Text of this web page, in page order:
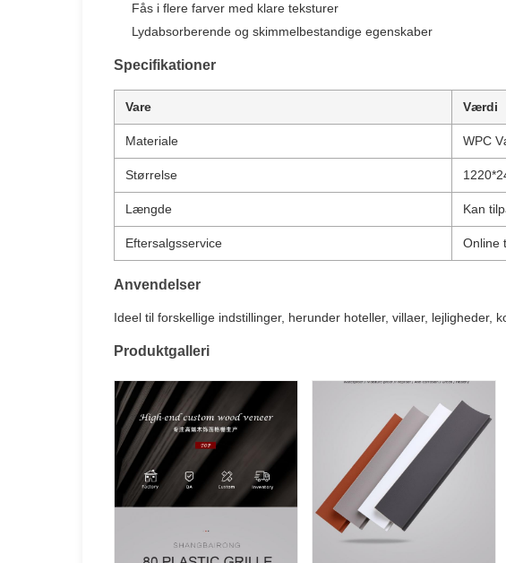
Fås i flere farver med klare teksturer
Lydabsorberende og skimmelbestandige egenskaber
Specifikationer
Vare Værdi
Materiale WPC
Størrelse
Længde Kan
Eftersalgsservice Online
Anvendelser
Ideel til forskellige indstillinger, herunder hoteller, villaer,
Produktgalleri